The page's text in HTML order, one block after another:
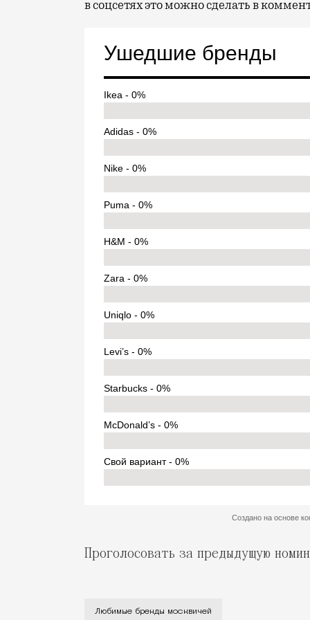
в соцсетях это можно сделать в
Проголосовать за предыдущую
«Москвич Mag» запустил
Любимые бренды москвичей